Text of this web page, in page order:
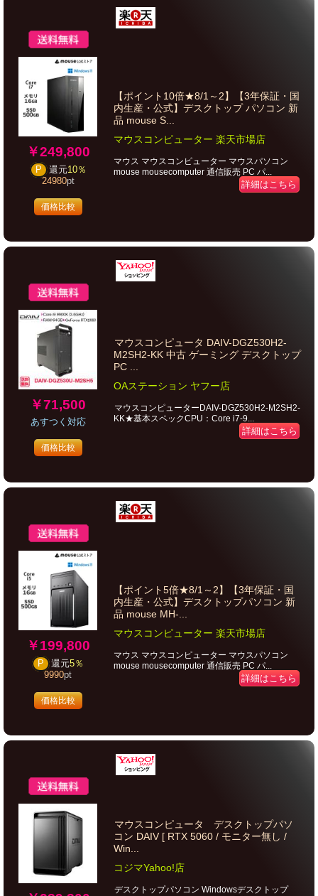
￥249,800
P 還元10％
24980pt
価格比較
【ポイント10倍★8/1～2】【3年保証・国
内生産・公式】デスクトップ パソコン 新
品 mouse S...
マウスコンピューター 楽天市場店
マウス マウスコンピューター マウスパソコン
mouse mousecomputer 通信販売 PC パ...
詳細はこちら
￥71,500
あすつく対応
価格比較
マウスコンピュータ DAIV-DGZ530H2-
M2SH2-KK 中古 ゲーミング デスクトップ
PC ...
OAステーション ヤフー店
マウスコンピューターDAIV-DGZ530H2-M2SH2-
KK★基本スペックCPU：Core i7-9...
詳細はこちら
￥199,800
P 還元5％
9990pt
価格比較
【ポイント5倍★8/1～2】【3年保証・国
内生産・公式】デスクトップパソコン 新
品 mouse MH-...
マウスコンピューター 楽天市場店
マウス マウスコンピューター マウスパソコン
mouse mousecomputer 通信販売 PC パ...
詳細はこちら
マウスコンピュータ デスクトップパソ
コン DAIV [ RTX 5060 / モニター無し /
Win...
コジマYahoo!店
デスクトップパソコン Windowsデスクトップ